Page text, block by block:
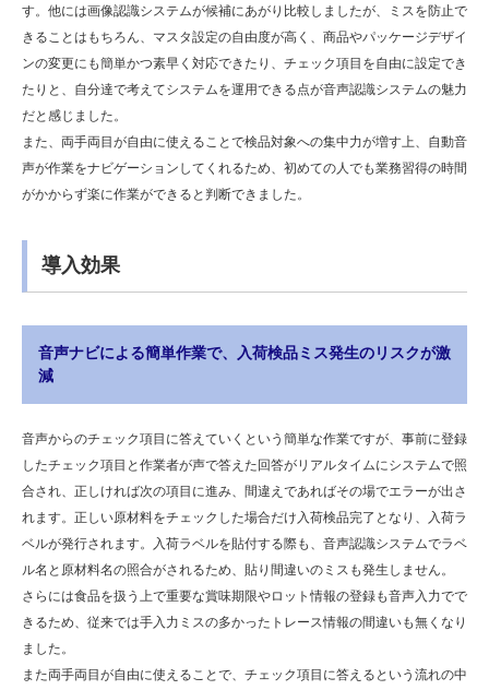
す。他には画像認識システムが候補にあがり比較しましたが、ミスを防止で
きることはもちろん、マスタ設定の自由度が高く、商品やパッケージデザイ
ンの変更にも簡単かつ素早く対応できたり、チェック項目を自由に設定でき
たりと、自分達で考えてシステムを運用できる点が音声認識システムの魅力
だと感じました。
また、両手両目が自由に使えることで検品対象への集中力が増す上、自動音
声が作業をナビゲーションしてくれるため、初めての人でも業務習得の時間
がかからず楽に作業ができると判断できました。
導入効果
音声ナビによる簡単作業で、入荷検品ミス発生のリスクが激
減
音声からのチェック項目に答えていくという簡単な作業ですが、事前に登録
したチェック項目と作業者が声で答えた回答がリアルタイムにシステムで照
合され、正しければ次の項目に進み、間違えであればその場でエラーが出さ
れます。正しい原材料をチェックした場合だけ入荷検品完了となり、入荷ラ
ベルが発行されます。入荷ラベルを貼付する際も、音声認識システムでラベ
ル名と原材料名の照合がされるため、貼り間違いのミスも発生しません。
さらには食品を扱う上で重要な賞味期限やロット情報の登録も音声入力でで
きるため、従来では手入力ミスの多かったトレース情報の間違いも無くなり
ました。
また両手両目が自由に使えることで、チェック項目に答えるという流れの中